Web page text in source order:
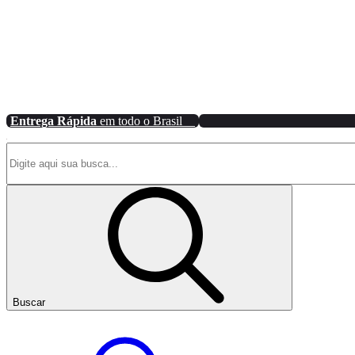
Entrega Rápida em todo o Brasil
Buscar